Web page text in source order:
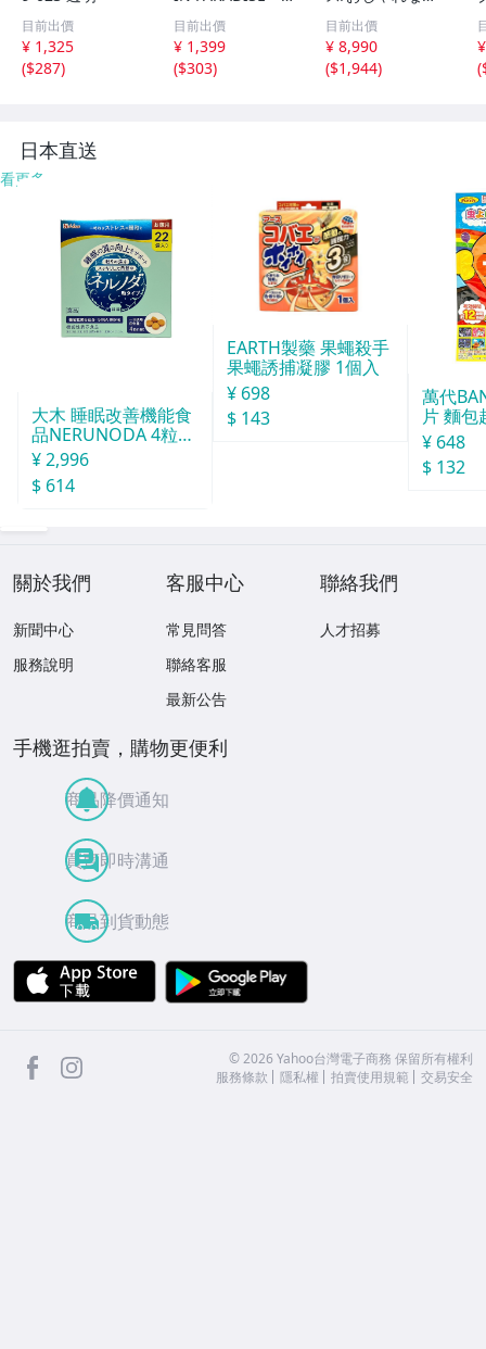
目前出價
¥ 1,325
($287)
ハワイ】※《エン
ボスメタルサイ
ン》 アメリカン
雑貨 エンボス看
目前出價
¥ 1,399
($303)
ルチカラーボック
ス 6段3枚扉/キャ
ビネット 飾り棚
本棚 テレビ台 食
目前出價
¥ 8,990
($1,944)
(
日本直送
看更多
大木 睡眠改善機能食
品NERUNODA 4粒22
袋
¥ 2,996
$ 614
EARTH製藥 果蠅殺手
果蠅誘捕凝膠 1個入
¥ 698
$ 143
萬代
片 麵包
¥ 648
$ 132
關於我們
新聞中心
服務說明
客服中心
常見問答
聯絡客服
最新公告
聯絡我們
人才招募
手機逛拍賣，購物更便利
商品降價通知
買賣即時溝通
商品到貨動態
APP Store
facebook ©2026 Yahoo台灣電子商務 保留所有權利
服務條款
隱私權 拍賣使用規範 交易安全